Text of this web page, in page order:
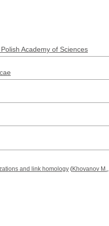
Academy of Sciences
and link homology (Khovanov M.,